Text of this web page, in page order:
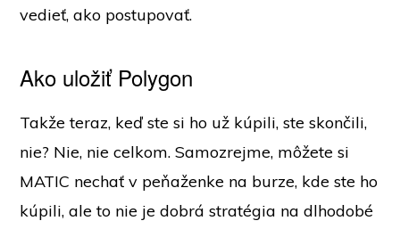
vedieť, ako postupovať.
Ako uložiť Polygon
Takže teraz, keď ste si ho už kúpili, ste skončili,
nie? Nie, nie celkom. Samozrejme, môžete si
MATIC nechať v peňaženke na burze, kde ste ho
kúpili, ale to nie je dobrá stratégia na dlhodobé